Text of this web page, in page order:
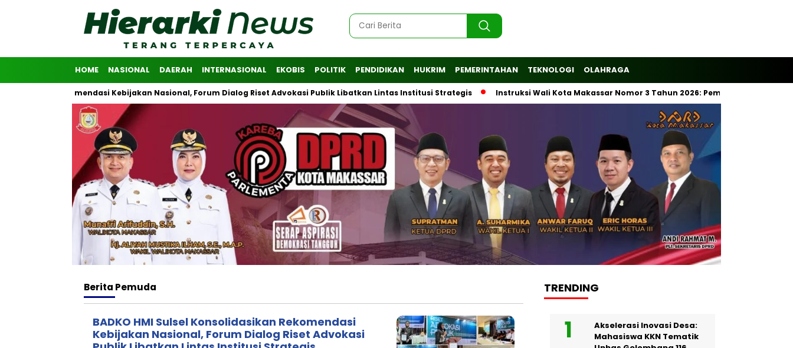
HOME NASIONAL DAERAH INTERNASIONAL EKOBIS POLITIK PENDIDIKAN HUKRIM PEMERINTAHAN TEKNOLOGI OLAHRAGA
Rekomendasi Kebijakan Nasional, Forum Dialog Riset Advokasi Publik Libatkan Lintas Institusi Strategis Instruksi Wali Kota Makassar Nomor 3 Tahun 2026: Pemilahan Sampah Wajib
Berita Pemuda
BADKO HMI Sulsel Konsolidasikan Rekomendasi
Kebijakan Nasional, Forum Dialog Riset Advokasi
TRENDING
Akselerasi Inovasi Desa:
Mahasiswa KKN Tematik